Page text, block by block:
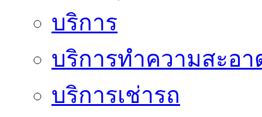
บริการ
บริการทำความสะอา
บริการเช่ารถ